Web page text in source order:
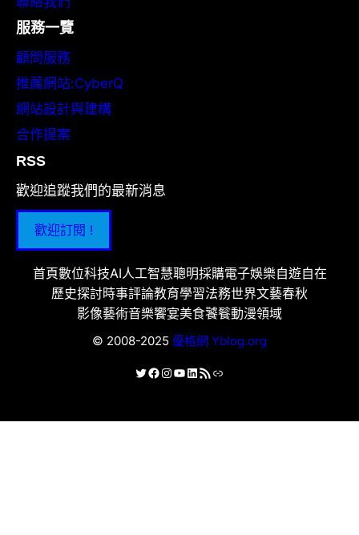
服務一覽
顧問服務
推薦網站:CyberQ
網站設計與建構
合作提案
RSS
歡迎追蹤我們的最新消息
歡迎訂閱 !
首頁數位科技AI人工智慧聰明採購電子娛樂自遊自在
歷史探討時事評論教育學習法務世界文藝春秋
影像藝術音樂饗宴美食饕餮動漫領域
© 2008-2025 優格網 Yblog.org
X Facebook
Instagram
YouTube
LinkedIn
RSS 資訊提供連結